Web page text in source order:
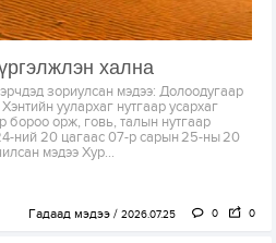
хална
зориулсан мэдээ: Долоодугаар
уулархаг нутгаар усархаг
бороо орж, говь, талын нутгаар
ний 20 цагаас 07-р сарын 25-ны 20
мэдээ Хур...
Гадаад мэдээ 2026.07.25 0 0